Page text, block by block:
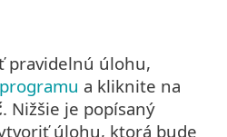
pravidelnú úlohu,
a kliknite na
. Nižšie je popísaný
úlohu, ktorá bude